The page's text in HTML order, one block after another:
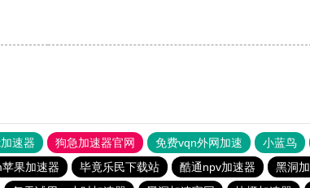
速器 狗急加速器官网 免费vqn外网加速 小蓝鸟
果加速器 毕竟乐民下载站 酷通npv加速器 黑洞